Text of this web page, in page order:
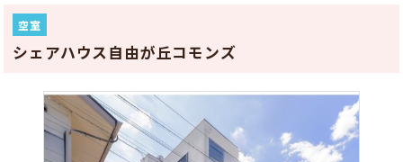
空室
シェアハウス自由が丘コモンズ